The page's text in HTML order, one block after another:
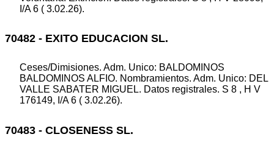
I/A 6 ( 3.02.26).
70482 - EXITO EDUCACION SL.
Ceses/Dimisiones. Adm. Unico: BALDOMINOS
BALDOMINOS ALFIO. Nombramientos. Adm. Unico: DEL
VALLE SABATER MIGUEL. Datos registrales. S 8 , H V
176149, I/A 6 ( 3.02.26).
70483 - CLOSENESS SL.